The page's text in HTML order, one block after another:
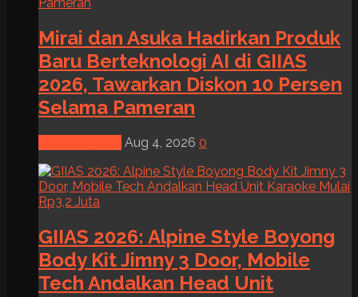
Mirai dan Asuka Hadirkan Produk
Baru Berteknologi AI di GIIAS
2026, Tawarkan Diskon 10 Persen
Selama Pameran
Aug 4, 2026 0
GIIAS 2026: Alpine Style Boyong
Body Kit Jimny 3 Door, Mobile
Tech Andalkan Head Unit